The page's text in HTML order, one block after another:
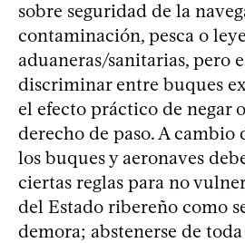
sobre seguridad de la
contaminación, pesca o
aduaneras/sanitarias, pero
discriminar entre buques
el efecto práctico de negar
derecho de paso. A cambio
los buques y aeronaves
ciertas reglas para no
del Estado ribereño como
demora; abstenerse de